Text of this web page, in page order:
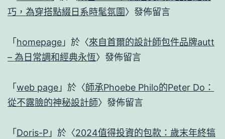
巧，為穿搭點綴日系時髦氛圍〉發佈留言
「 homepage 」於〈來自首爾的設計師包件品牌autt
– 為日常調和經典永恆〉發佈留言
「 web page 」於〈師承Phoebe Philo的Peter Do：
從不露臉的神秘設計師〉發佈留言
「 Doris-P 」於〈2024值得投資的包款：歲末年終犒